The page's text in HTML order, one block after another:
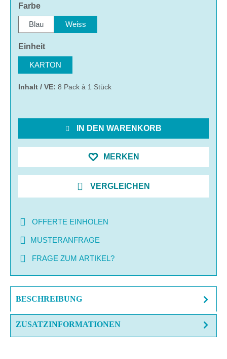
Farbeauswählen
Blau Weiss
Einheitauswählen
KARTON
Inhalt / VE: 8 Pack à 1 Stück
IN DEN WARENKORB
MERKEN
VERGLEICHEN
OFFERTE EINHOLEN
MUSTERANFRAGE
FRAGE ZUM ARTIKEL?
BESCHREIBUNG
ZUSATZINFORMATIONEN